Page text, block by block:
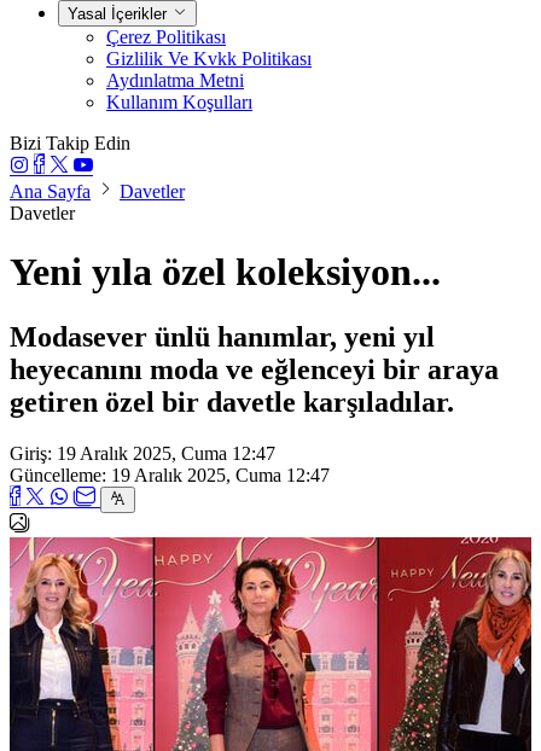
Yasal İçerikler
Çerez Politikası
Gizlilik Ve Kvkk Politikası
Aydınlatma Metni
Kullanım Koşulları
Bizi Takip Edin
Ana Sayfa
Davetler
Davetler
Yeni yıla özel koleksiyon...
Modasever ünlü hanımlar, yeni yıl
heyecanını moda ve eğlenceyi bir araya
getiren özel bir davetle karşıladılar.
Giriş: 19 Aralık 2025, Cuma 12:47
Güncelleme: 19 Aralık 2025, Cuma 12:47